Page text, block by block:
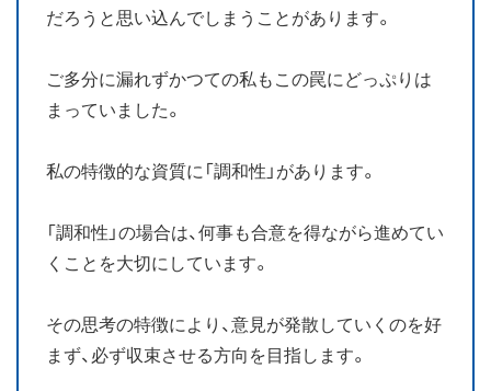
だろうと思い込んでしまうことがあります。
ご多分に漏れずかつての私もこの罠にどっぷりは
まっていました。
私の特徴的な資質に「調和性」があります。
「調和性」の場合は、何事も合意を得ながら進めてい
くことを大切にしています。
その思考の特徴により、意見が発散していくのを好
まず、必ず収束させる方向を目指します。